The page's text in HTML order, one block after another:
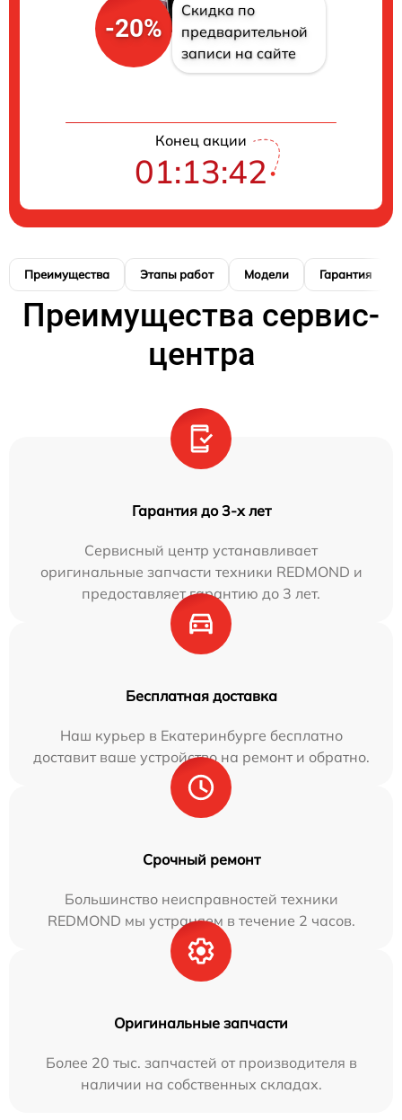
-20%
Скидка по
предварительной
записи на сайте
Конец акции
01:13:41
Преимущества Этапы работ Модели Гарантия
Преимущества сервис-
центра
Гарантия до 3-х лет
Сервисный центр устанавливает
оригинальные запчасти техники REDMOND и
предоставляет гарантию до 3 лет.
Бесплатная доставка
Наш курьер в Екатеринбурге бесплатно
доставит ваше устройство на ремонт и обратно.
Срочный ремонт
Большинство неисправностей техники
REDMOND мы устраняем в течение 2 часов.
Оригинальные запчасти
Более 20 тыс. запчастей от производителя в
наличии на собственных складах.